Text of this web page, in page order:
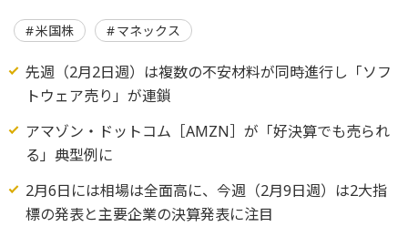
米国株 マネックス
先週（2月2日週）は複数の不安材料が同時進行し「ソフ
トウェア売り」が連鎖
アマゾン・ドットコム［AMZN］が「好決算でも売られ
る」典型例に
2月6日には相場は全面高に、今週（2月9日週）は2大指
標の発表と主要企業の決算発表に注目